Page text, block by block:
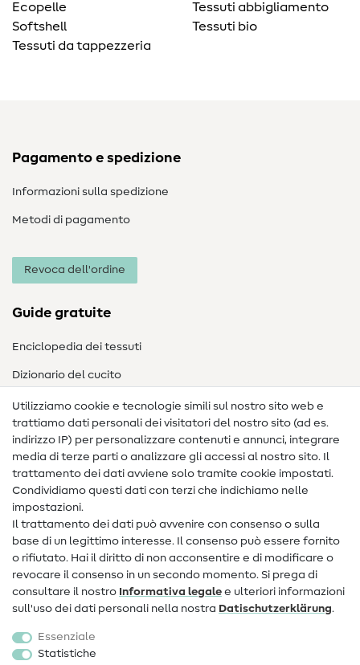
Ecopelle
Softshell
Tessuti da tappezzeria
Tessuti abbigliamento
Tessuti bio
Pagamento e spedizione
Informazioni sulla spedizione
Metodi di pagamento
Revoca dell'ordine
Guide gratuite
Enciclopedia dei tessuti
Dizionario del cucito
Nähanleitungen
Assistenza e contatto
Contatto
Informazioni sul nuovo proprietario
FAQ
Diritto di recesso
Popolare
Accessori cucito
Utilizziamo cookie e tecnologie simili sul nostro sito web e
trattiamo dati personali dei visitatori del nostro sito (ad es.
indirizzo IP) per personalizzare contenuti e annunci, integrare
media di terze parti o analizzare gli accessi al nostro sito. Il
trattamento dei dati avviene solo tramite cookie impostati.
Condividiamo questi dati con terzi che indichiamo nelle
impostazioni.
Il trattamento dei dati può avvenire con consenso o sulla
base di un legittimo interesse. Il consenso può essere fornito
o rifiutato. Hai il diritto di non acconsentire e di modificare o
revocare il consenso in un secondo momento. Si prega di
consultare il nostro Informativa legale e ulteriori informazioni
sull'uso dei dati personali nella nostra Dati­schutz­erklärung.
Essenziale
Statistiche